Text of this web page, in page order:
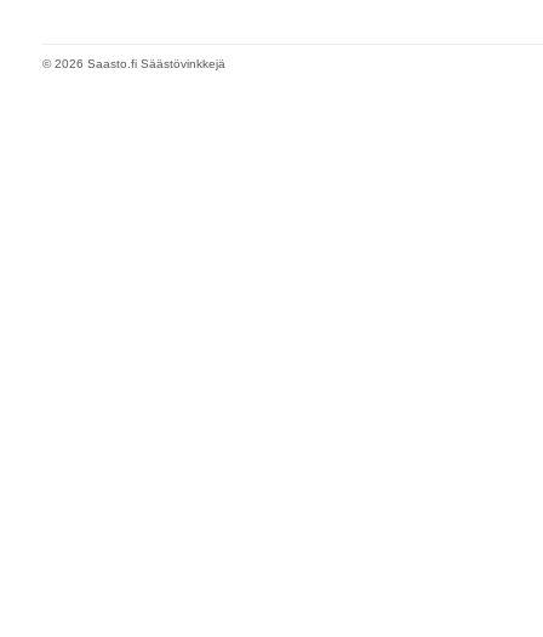
© 2026 Saasto.fi Säästövinkkejä